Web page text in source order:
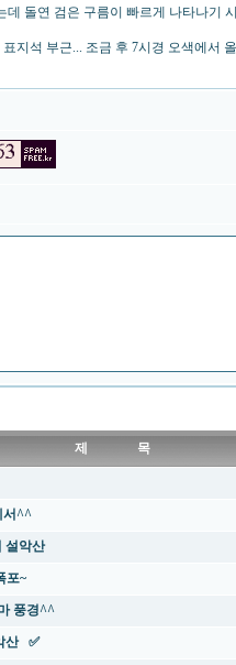
돌연 검은 구름이 빠르게 나타나기
지석 부근... 조금 후 7시경 오색에서
제 목
서^^
설악산
포~
풍경^^
산 ✅